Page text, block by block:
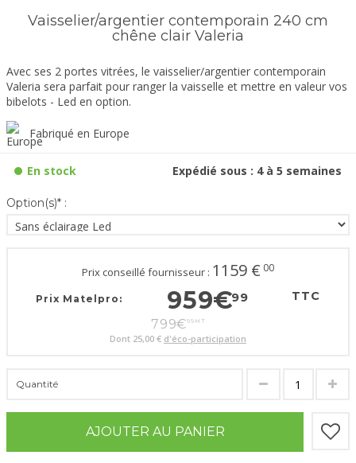
Vaisselier/argentier contemporain 240 cm
chêne clair Valeria
Avec ses 2 portes vitrées, le vaisselier/argentier contemporain
Valeria sera parfait pour ranger la vaisselle et mettre en valeur vos
bibelots - Led en option.
Fabriqué en Europe
En stock Expédié sous : 4 à 5 semaines
Option(s)* :
Prix conseillé fournisseur : 1159 € 00
Prix Matelpro: 959€99 TTC
799€99 HT
Dont 25,00 € d'éco-participation
Quantité
AJOUTER AU PANIER